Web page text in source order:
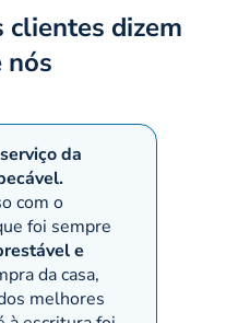
clientes dizem
nós
da
com o
foi sempre
e
da casa,
melhores